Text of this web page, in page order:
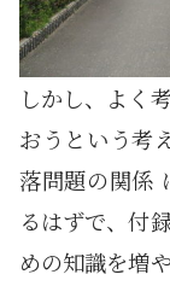
しかし、よく
おうという考
落問題の関係
るはずで、付
めの知識を増